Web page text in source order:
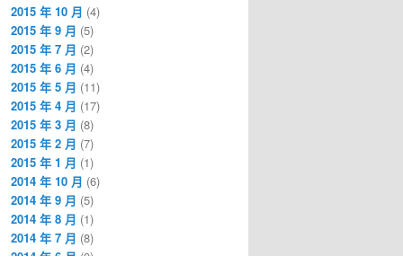
2015 年 10 月 (4)
2015 年 9 月 (5)
2015 年 7 月 (2)
2015 年 6 月 (4)
2015 年 5 月 (11)
2015 年 4 月 (17)
2015 年 3 月 (8)
2015 年 2 月 (7)
2015 年 1 月 (1)
2014 年 10 月 (6)
2014 年 9 月 (5)
2014 年 8 月 (1)
2014 年 7 月 (8)